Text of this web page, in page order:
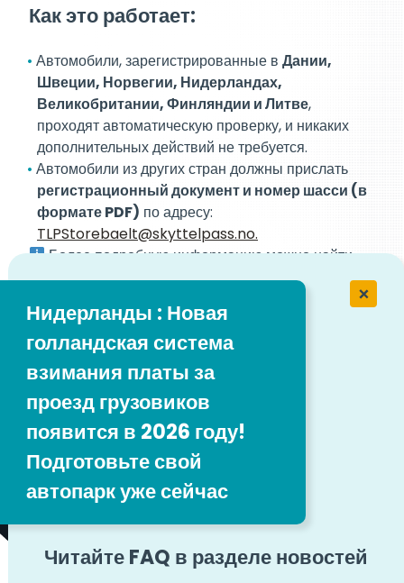
Нидерланды : Новая
голландская система
взимания платы за
проезд грузовиков
появится в 2026 году!
Подготовьте свой
автопарк уже сейчас
Читайте FAQ в разделе новостей
Как это работает:
Автомобили, зарегистрированные в Дании,
Швеции, Норвегии, Нидерландах,
Великобритании, Финляндии и Литве,
проходят автоматическую проверку, и никаких
дополнительных действий не требуется.
Автомобили из других стран должны прислать
регистрационный документ и номер шасси (в
формате PDF) по адресу:
TLPStorebaelt@skyttelpass.no.
Более подробную информацию можно найти
здесь:Скидки и регистрация в Storebælt
Почему это важно для вашего
бизнеса
Всего несколько минут администрирования - и вы
можете начать экономитьдесятки евро на каждом
переходе
Для компаний, регулярно работающих по всей
Скандинавии, эта экономия может быстро вырасти
Не упустите шанс, зарегистрируйтесь сегодня и
начните пользоваться скидками во время